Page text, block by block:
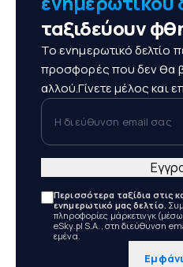
ταξιδεύουν
Το ενημερωτικό δελτίο
προσφορές που δεν θα
αλλού.Γίνετε μέλος και
Η διεύθυνση email σας
Περισσότερα ταξίδια στις
ενημερωτικό μας δελτίο.
πληροφορίες μάρκετινγκ
eSky.pl S.A., στη διεύθυνση
εμένα.